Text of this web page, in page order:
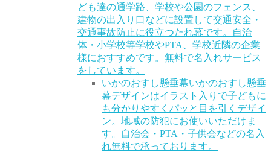
ども達の通学路、学校や公園のフェンス、
建物の出入り口などに設置して交通安全・
交通事故防止に役立つたれ幕です。自治
体・小学校等学校やPTA、学校近隣の企業
様におすすめです。無料で名入れサービス
をしています。
いかのおすし懸垂幕いかのおすし懸垂
幕デザインはイラスト入りで子どもに
も分かりやすくパッと目を引くデザイ
ン。地域の防犯にお使いいただけま
す。自治会・PTA・子供会などの名入
れ無料で承っております。